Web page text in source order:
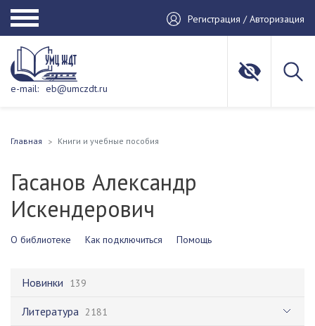
Регистрация / Авторизация
e-mail: eb@umczdt.ru
Главная Книги и учебные пособия
Гасанов Александр
Искендерович
О библиотеке Как подключиться Помощь
Новинки 139
Литература 2181